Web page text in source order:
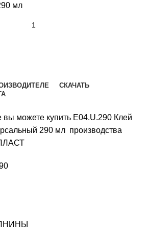
мл
СКАЧАТЬ
вы можете купить E04.U.290 Клей
290 мл производства